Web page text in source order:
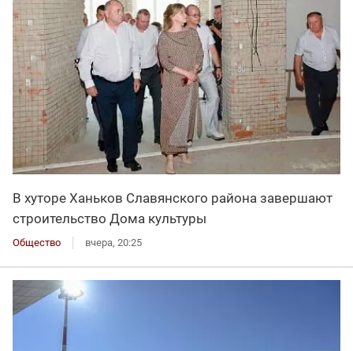
В хуторе Ханьков Славянского района завершают
строительство Дома культуры
Общество вчера, 20:25